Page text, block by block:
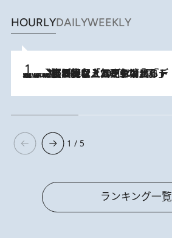
HOURLYDAILYWEEKLY
2026.8.5
【なぜ吉沢亮は「気配を消せる」のか？】興行収入208億の『国宝』を経て挑むミュージカル『ディア・エヴァン・ハンセン』。トップ俳優が舞台上でさらけ出した“孤独”とは
1 / 5
ランキング一覧